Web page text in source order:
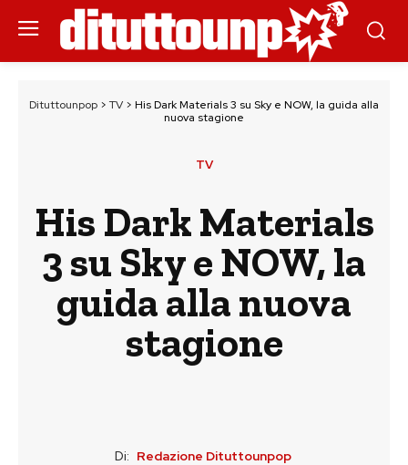
Dituttounpop > TV > His Dark Materials 3 su Sky e NOW, la guida alla
nuova stagione
TV
His Dark Materials
3 su Sky e NOW, la
guida alla nuova
stagione
Di: Redazione Dituttounpop